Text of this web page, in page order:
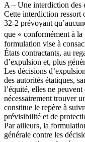
A – Une interdiction des
Cette interdiction ressort
32-2 prévoyant
que « conformément à
formulation vise à
États contractants, au
d’expulsion et, plus
Les décisions
des autorités étatiques,
l’équité, elles ne
nécessairement trouver
constitue le repère à
prévisibilité et de
Par ailleurs, la
générale contre les